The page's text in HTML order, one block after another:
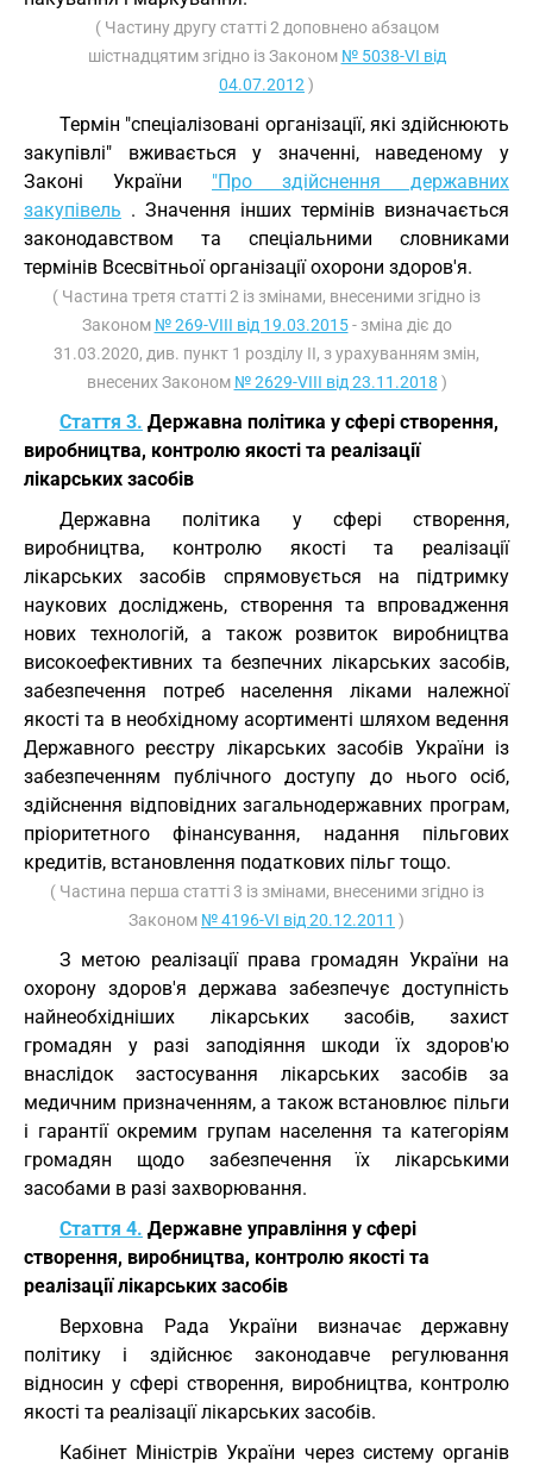
( Частину другу статті 2 доповнено абзацом
шістнадцятим згідно із Законом № 5038-VI від
04.07.2012 )
Термін "спеціалізовані організації, які здійснюють
закупівлі" вживається у значенні, наведеному у
Законі України "Про здійснення державних
закупівель . Значення інших термінів визначається
законодавством та спеціальними словниками
термінів Всесвітньої організації охорони здоров'я.
( Частина третя статті 2 із змінами, внесеними згідно із
Законом № 269-VIII від 19.03.2015- зміна діє до
31.03.2020, див. пункт 1 розділу II, з урахуванням змін,
внесених Законом № 2629-VIII від 23.11.2018 )
Стаття 3. Державна політика у сфері створення,
виробництва, контролю якості та реалізації
лікарських засобів
Державна політика у сфері створення,
виробництва, контролю якості та реалізації
лікарських засобів спрямовується на підтримку
наукових досліджень, створення та впровадження
нових технологій, а також розвиток виробництва
високоефективних та безпечних лікарських засобів,
забезпечення потреб населення ліками належної
якості та в необхідному асортименті шляхом ведення
Державного реєстру лікарських засобів України із
забезпеченням публічного доступу до нього осіб,
здійснення відповідних загальнодержавних програм,
пріоритетного фінансування, надання пільгових
кредитів, встановлення податкових пільг тощо.
( Частина перша статті 3 із змінами, внесеними згідно із
Законом № 4196-VI від 20.12.2011 )
З метою реалізації права громадян України на
охорону здоров'я держава забезпечує доступність
найнеобхідніших лікарських засобів, захист
громадян у разі заподіяння шкоди їх здоров'ю
внаслідок застосування лікарських засобів за
медичним призначенням, а також встановлює пільги
і гарантії окремим групам населення та категоріям
громадян щодо забезпечення їх лікарськими
засобами в разі захворювання.
Стаття 4. Державне управління у сфері
створення, виробництва, контролю якості та
реалізації лікарських засобів
Верховна Рада України визначає державну
політику і здійснює законодавче регулювання
відносин у сфері створення, виробництва, контролю
якості та реалізації лікарських засобів.
Кабінет Міністрів України через систему органів